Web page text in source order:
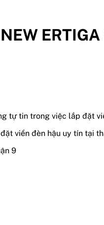
tự tin trong việc lắp đặt
viền đèn hậu uy tín tại
9